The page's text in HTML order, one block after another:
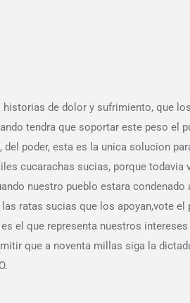
historias de dolor y sufrimiento, que
tendra que soportar este peso el
del poder, esta es la unica solucion
cucarachas sucias, porque
nuestro pueblo estara
ratas sucias que los apoyan,vote
el que representa nuestros
que a noventa millas siga la